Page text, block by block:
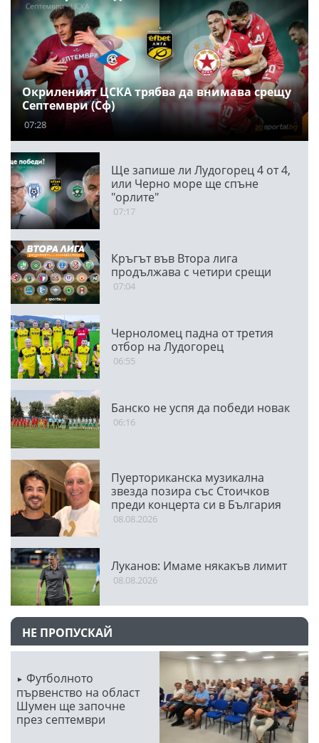
Окриленият ЦСКА трябва да внимава срещу
Септември (Сф)
07:28
Ще запише ли Лудогорец 4 от 4,
или Черно море ще спъне
"орлите"
07:17
Кръгът във Втора лига
продължава с четири срещи
07:04
Черноломец падна от третия
отбор на Лудогорец
06:55
Банско не успя да победи новак
06:16
Пуерториканска музикална
звезда позира със Стоичков
преди концерта си в България
08.08.2026
Луканов: Имаме някакъв лимит
08.08.2026
НЕ ПРОПУСКАЙ
Футболното
първенство на област
Шумен ще започне
през септември